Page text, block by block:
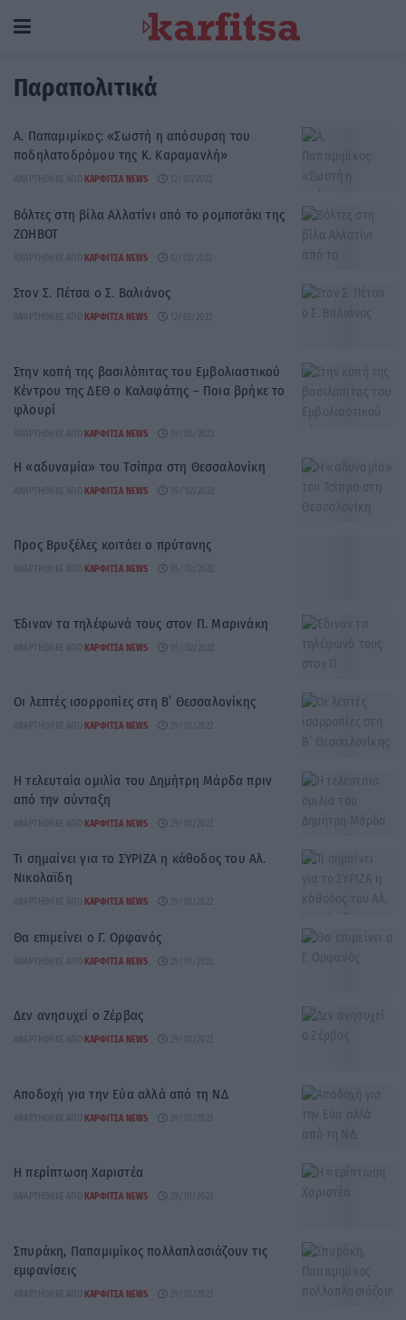
Παραπολιτικά
Α. Παπαμιμίκος: «Σωστή η απόσυρση του
ποδηλατοδρόμου της Κ. Καραμανλή»
ΑΝΑΡΤΉΘΗΚΕ ΑΠΌ ΚΑΡΦΙΤΣΑ NEWS
Βόλτες στη βίλα Αλλατίνι από το ρομποτάκι της
ΖΩΗΒΟΤ
ΑΝΑΡΤΉΘΗΚΕ ΑΠΌ ΚΑΡΦΙΤΣΑ NEWS
Στον Σ. Πέτσα ο Σ. Βαλιάνος
ΑΝΑΡΤΉΘΗΚΕ ΑΠΌ ΚΑΡΦΙΤΣΑ NEWS
Στην κοπή της βασιλόπιτας του Εμβολιαστικού
Κέντρου της ΔΕΘ ο Καλαφάτης – Ποια βρήκε το
φλουρί
ΑΝΑΡΤΉΘΗΚΕ ΑΠΌ ΚΑΡΦΙΤΣΑ NEWS
Η «αδυναμία» του Τσίπρα στη Θεσσαλονίκη
ΑΝΑΡΤΉΘΗΚΕ ΑΠΌ ΚΑΡΦΙΤΣΑ NEWS
Προς Βρυξέλες κοιτάει ο πρύτανης
ΑΝΑΡΤΉΘΗΚΕ ΑΠΌ ΚΑΡΦΙΤΣΑ NEWS
Έδιναν τα τηλέφωνά τους στον Π. Μαρινάκη
ΑΝΑΡΤΉΘΗΚΕ ΑΠΌ ΚΑΡΦΙΤΣΑ NEWS
Οι λεπτές ισορροπίες στη Β’ Θεσσαλονίκης
ΑΝΑΡΤΉΘΗΚΕ ΑΠΌ ΚΑΡΦΙΤΣΑ NEWS
Η τελευταία ομιλία του Δημήτρη Μάρδα πριν
από την σύνταξη
ΑΝΑΡΤΉΘΗΚΕ ΑΠΌ ΚΑΡΦΙΤΣΑ NEWS
Τι σημαίνει για το ΣΥΡΙΖΑ η κάθοδος του Αλ.
Νικολαϊδη
ΑΝΑΡΤΉΘΗΚΕ ΑΠΌ ΚΑΡΦΙΤΣΑ NEWS
Θα επιμείνει ο Γ. Ορφανός
ΑΝΑΡΤΉΘΗΚΕ ΑΠΌ ΚΑΡΦΙΤΣΑ NEWS
Δεν ανησυχεί ο Ζέρβας
ΑΝΑΡΤΉΘΗΚΕ ΑΠΌ ΚΑΡΦΙΤΣΑ NEWS
Αποδοχή για την Εύα αλλά από τη ΝΔ
ΑΝΑΡΤΉΘΗΚΕ ΑΠΌ ΚΑΡΦΙΤΣΑ NEWS
Η περίπτωση Χαριστέα
ΑΝΑΡΤΉΘΗΚΕ ΑΠΌ ΚΑΡΦΙΤΣΑ NEWS
Σπυράκη, Παπαμιμίκος πολλαπλασιάζουν τις
εμφανίσεις
ΑΝΑΡΤΉΘΗΚΕ ΑΠΌ ΚΑΡΦΙΤΣΑ NEWS